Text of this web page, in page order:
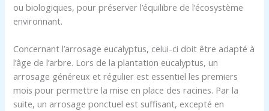
ou biologiques, pour préserver l’équilibre de l’écosystème
environnant.
Concernant l’arrosage eucalyptus, celui-ci doit être adapté à
l’âge de l’arbre. Lors de la plantation eucalyptus, un
arrosage généreux et régulier est essentiel les premiers
mois pour permettre la mise en place des racines. Par la
suite, un arrosage ponctuel est suffisant, excepté en